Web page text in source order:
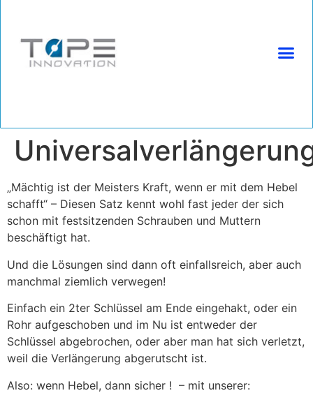
„Mächtig ist der Meisters Kraft, wenn er mit dem Hebel
schafft“ – Diesen Satz kennt wohl fast jeder der sich
schon mit festsitzenden Schrauben und Muttern
beschäftigt hat.
Und die Lösungen sind dann oft einfallsreich, aber auch
manchmal ziemlich verwegen!
Einfach ein 2ter Schlüssel am Ende eingehakt, oder ein
Rohr aufgeschoben und im Nu ist entweder der
Schlüssel abgebrochen, oder aber man hat sich verletzt,
weil die Verlängerung abgerutscht ist.
Also: wenn Hebel, dann sicher ! – mit unserer: